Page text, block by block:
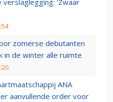
‘Zwaar
zomerse debutanten
in de winter alle ruimte
ANA
aanvullende order voor